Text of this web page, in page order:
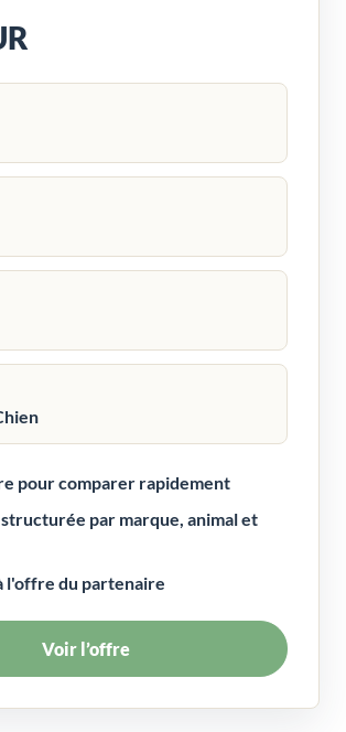
pour comparer rapidement
par marque, animal et
l'offre du partenaire
Voir l’offre